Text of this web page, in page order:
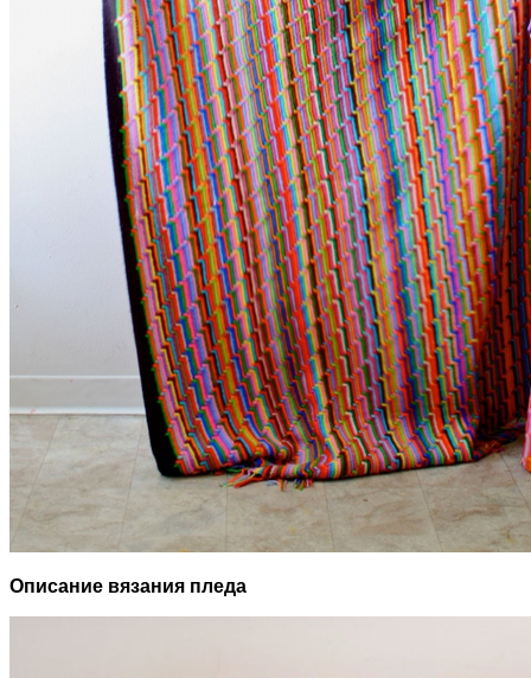
Описание вязания пледа